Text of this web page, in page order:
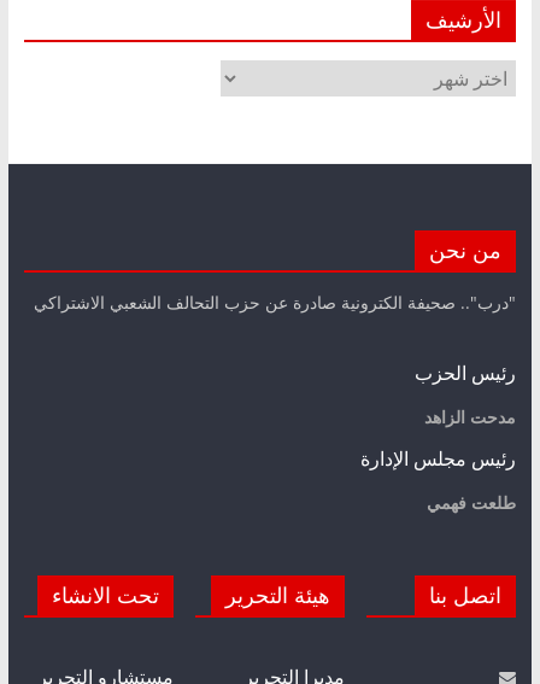
الأرشيف
الأرشيف
من نحن
"درب".. صحيفة الكترونية صادرة عن حزب التحالف الشعبي الاشتراكي
رئيس الحزب
مدحت الزاهد
رئيس مجلس الإدارة
طلعت فهمي
اتصل بنا هيئة التحرير
مديرا التحرير
تحت الانشاء
مستشارو التحرير